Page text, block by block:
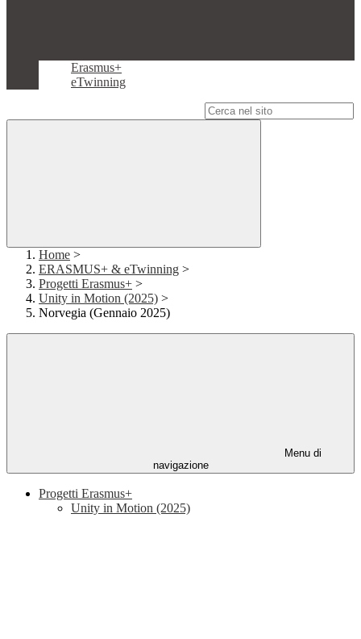
Erasmus+
eTwinning
Home >
ERASMUS+ & eTwinning >
Progetti Erasmus+ >
Unity in Motion (2025) >
Norvegia (Gennaio 2025)
Menu di
navigazione
Progetti Erasmus+
Unity in Motion (2025)